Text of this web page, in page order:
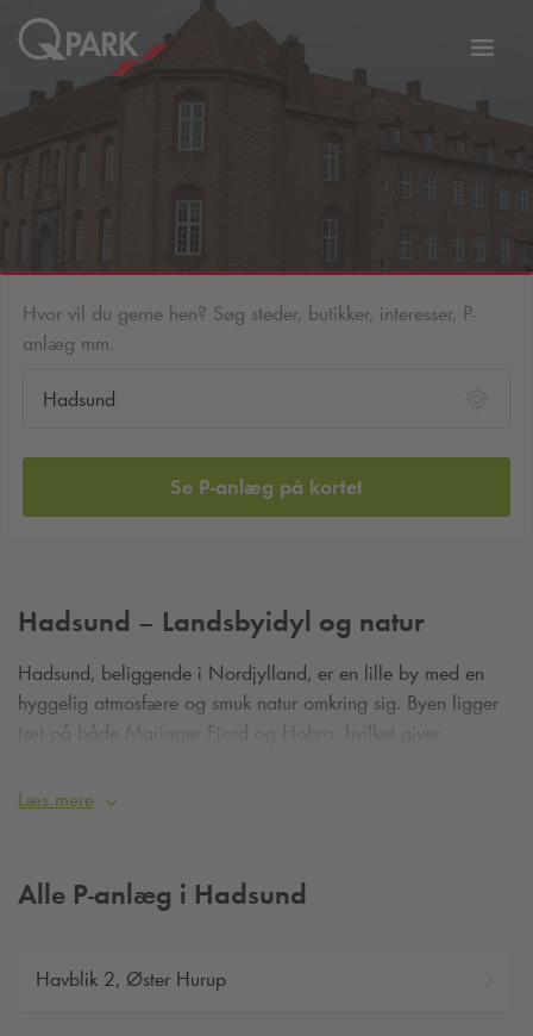
Slå
Hvor vil du gerne hen? Søg steder, butikker, interesser, P-
anlæg mm.
Se P-anlæg på kortet
Hadsund – Landsbyidyl og natur
Hadsund, beliggende i Nordjylland, er en lille by med en
hyggelig atmosfære og smuk natur omkring sig. Byen ligger
tæt på både Mariager Fjord og Hobro, hvilket giver
Læs mere
Alle P-anlæg i Hadsund
Havblik 2, Øster Hurup